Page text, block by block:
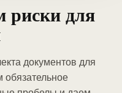
риски для
документов для